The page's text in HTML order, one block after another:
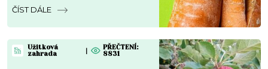
přemokření
ČÍST DÁLE
Užitková
zahrada
|
PŘEČTENÍ:
8831